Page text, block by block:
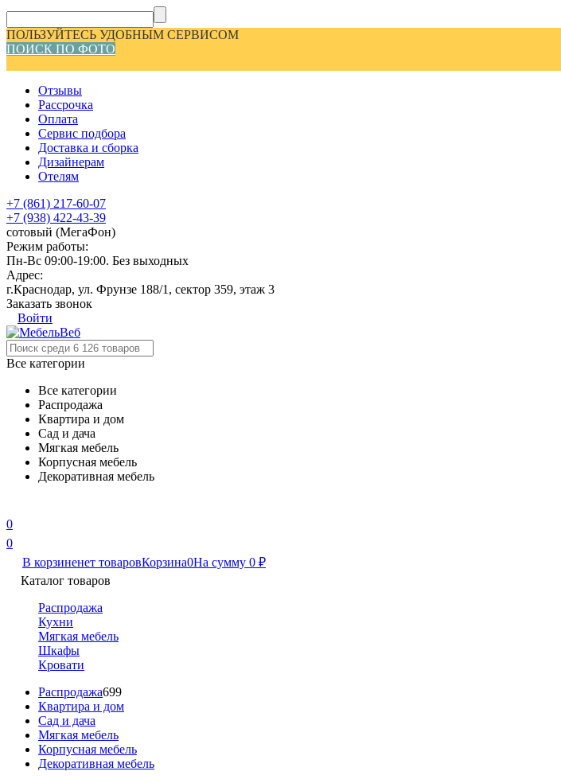
ПОЛЬЗУЙТЕСЬ УДОБНЫМ СЕРВИСОМ
ПОИСК ПО ФОТО
Отзывы
Рассрочка
Оплата
Сервис подбора
Доставка и сборка
Дизайнерам
Отелям
+7 (861) 217-60-07
+7 (938) 422-43-39
сотовый (МегаФон)
Режим работы:
Пн-Вс 09:00-19:00. Без выходных
Адрес:
г.Краснодар, ул. Фрунзе 188/1, сектор 359, этаж 3
Заказать звонок
Войти
Все категории
Все категории
Распродажа
Квартира и дом
Сад и дача
Мягкая мебель
Корпусная мебель
Декоративная мебель
0
0
В корзиненет товаровКорзина0На сумму 0 ₽
Каталог товаров
Распродажа
Кухни
Мягкая мебель
Шкафы
Кровати
Распродажа699
Квартира и дом
Сад и дача
Мягкая мебель
Корпусная мебель
Декоративная мебель